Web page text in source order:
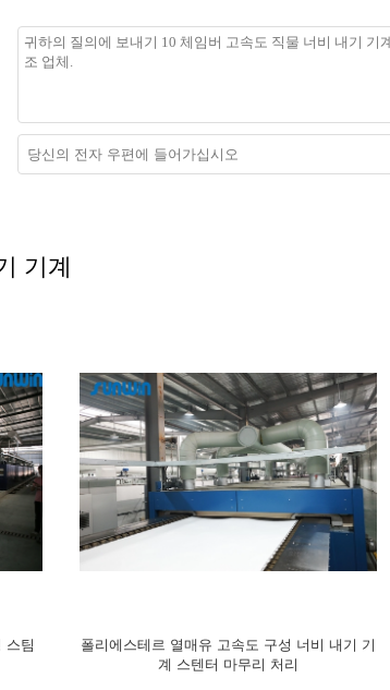
기계
터를
긴 말뚝 구성 9 챔버를 위한 2400 밀리미터 피
니싱 스텐터 직물 너비 내기 기계